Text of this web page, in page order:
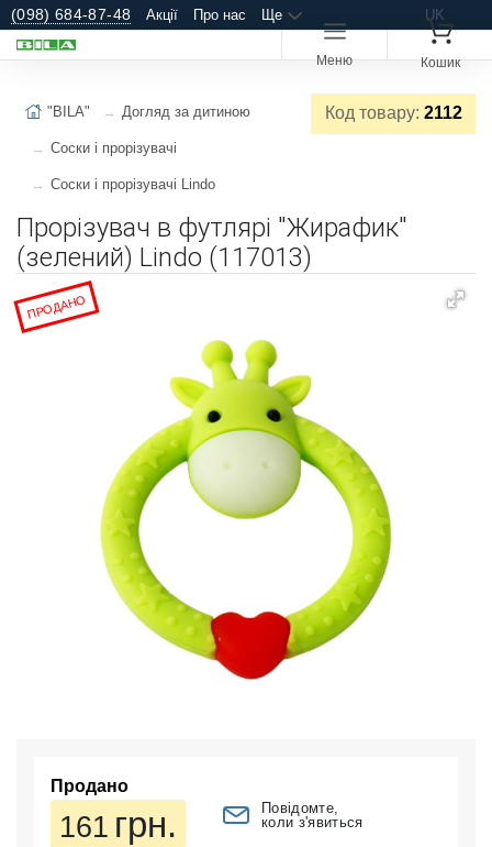
(098) 684-87-48 Акції Про нас Ще UK
Меню Кошик
Код товару: 2112
"BILA" Догляд за дитиною
Соски і прорізувачі
Соски і прорізувачі Lindo
Прорізувач в футлярі "Жирафик"
(зелений) Lindo (117013)
ПРОДАНО
Продано
161 грн.
Повідомте,
коли з'явиться